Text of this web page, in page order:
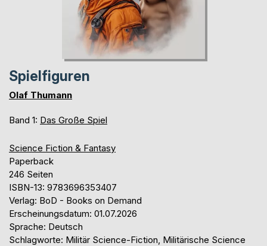
Spielfiguren
Olaf Thumann
Band 1: Das Große Spiel
Science Fiction & Fantasy
Paperback
246 Seiten
ISBN-13: 9783696353407
Verlag: BoD - Books on Demand
Erscheinungsdatum: 01.07.2026
Sprache: Deutsch
Schlagworte: Militär Science-Fiction, Militärische Science